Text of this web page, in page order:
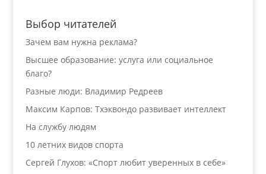
Выбор читателей
Зачем вам нужна реклама?
Высшее образование: услуга или социальное
благо?
Разные люди: Владимир Редреев
Максим Карпов: Тхэквондо развивает интеллект
На службу людям
10 летних видов спорта
Сергей Глухов: «Спорт любит уверенных в себе»